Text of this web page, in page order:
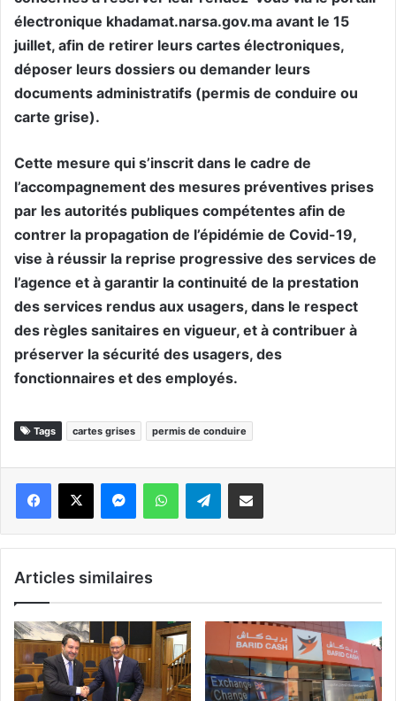
électronique khadamat.narsa.gov.ma avant le 15
juillet, afin de retirer leurs cartes électroniques,
déposer leurs dossiers ou demander leurs
documents administratifs (permis de conduire ou
carte grise).
Cette mesure qui s’inscrit dans le cadre de
l’accompagnement des mesures préventives prises
par les autorités publiques compétentes afin de
contrer la propagation de l’épidémie de Covid-19,
vise à réussir la reprise progressive des services de
l’agence et à garantir la continuité de la prestation
des services rendus aux usagers, dans le respect
des règles sanitaires en vigueur, et à contribuer à
préserver la sécurité des usagers, des
fonctionnaires et des employés.
Tags cartes grises permis de conduire
WhatsApp Telegram
Articles similaires